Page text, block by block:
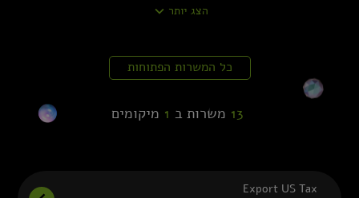
טובים במה שאנחנו עושים, ואנחנו מחפשים אנשים
לך כאן.
הצג יותר
כל המשרות הפתוחות
13 משרות ב 1 מיקומים
Export US Tax